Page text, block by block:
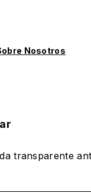
Nosotros
transparente